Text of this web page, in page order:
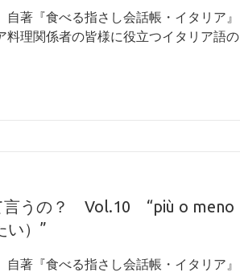
著『食べる指さし会話帳・イタリア』
料理関係者の皆様に役立つイタリア語の
言うの？ Vol.10 “più o meno
）”
著『食べる指さし会話帳・イタリア』